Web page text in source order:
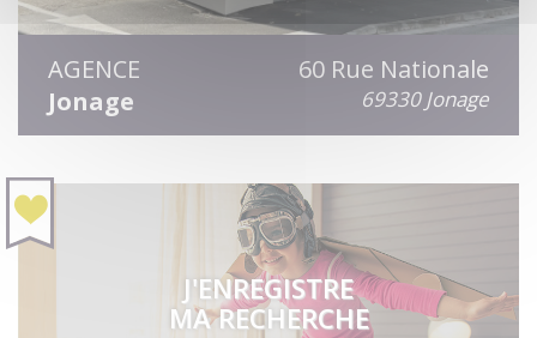
AGENCE
Jonage
60 Rue Nationale
69330 Jonage
J'ENREGISTRE
MA RECHERCHE